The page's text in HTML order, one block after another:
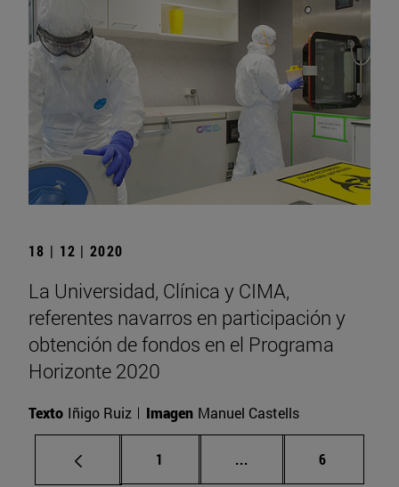
18 | 12 | 2020
La Universidad, Clínica y CIMA,
referentes navarros en participación y
obtención de fondos en el Programa
Horizonte 2020
Texto Iñigo Ruiz Imagen Manuel Castells
Página
1 ... Páginas intermedias
Página
6